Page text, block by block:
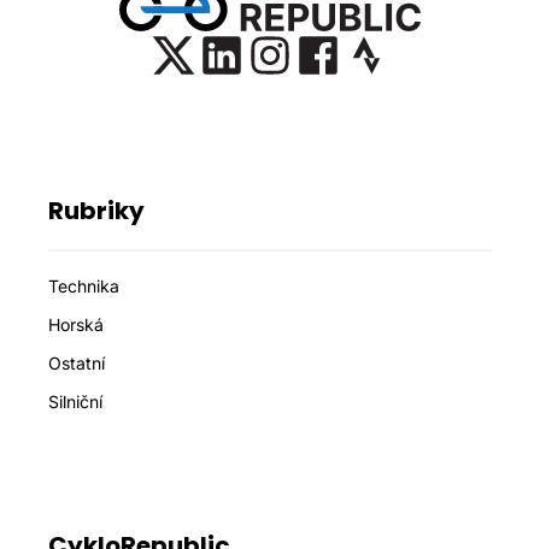
Rubriky
Technika
Horská
Ostatní
Silniční